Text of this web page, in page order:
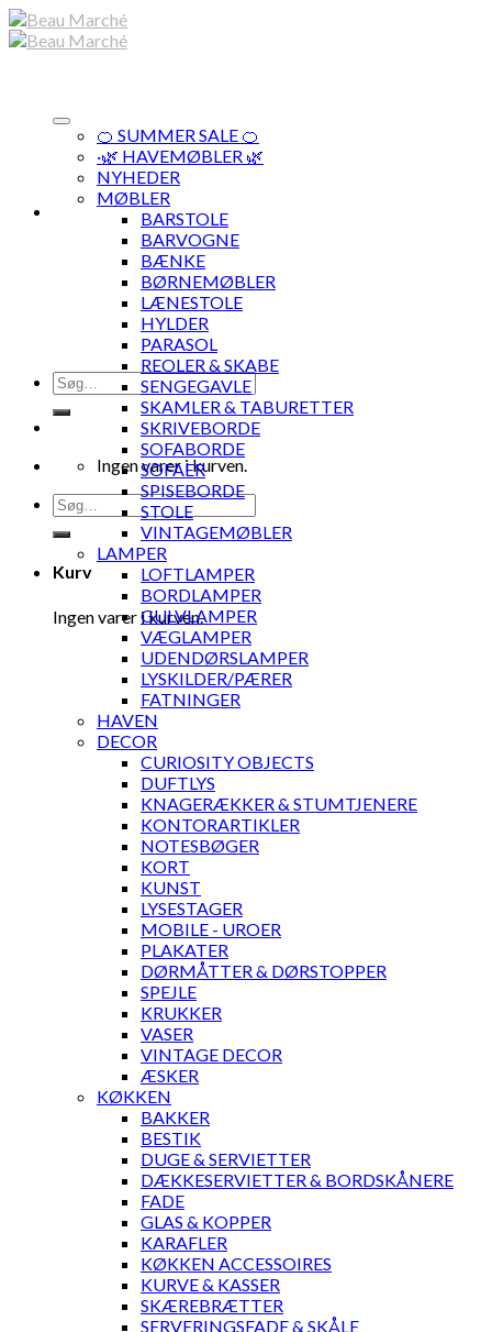
Skip
to
Søg
efter:
Ingen varer i kurven.
Søg
efter:
Kurv
Ingen varer i kurven.
🍊 SUMMER SALE 🍊
·🌿 HAVEMØBLER 🌿
NYHEDER
MØBLER
BARSTOLE
BARVOGNE
BÆNKE
BØRNEMØBLER
LÆNESTOLE
HYLDER
PARASOL
REOLER & SKABE
SENGEGAVLE
SKAMLER & TABURETTER
SKRIVEBORDE
SOFABORDE
SOFAER
SPISEBORDE
STOLE
VINTAGEMØBLER
LAMPER
LOFTLAMPER
BORDLAMPER
GULVLAMPER
VÆGLAMPER
UDENDØRSLAMPER
LYSKILDER/PÆRER
FATNINGER
HAVEN
DECOR
CURIOSITY OBJECTS
DUFTLYS
KNAGERÆKKER & STUMTJENERE
KONTORARTIKLER
NOTESBØGER
KORT
KUNST
LYSESTAGER
MOBILE - UROER
PLAKATER
DØRMÅTTER & DØRSTOPPER
SPEJLE
KRUKKER
VASER
VINTAGE DECOR
ÆSKER
KØKKEN
BAKKER
BESTIK
DUGE & SERVIETTER
DÆKKESERVIETTER & BORDSKÅNERE
FADE
GLAS & KOPPER
KARAFLER
KØKKEN ACCESSOIRES
KURVE & KASSER
SKÆREBRÆTTER
SERVERINGSFADE & SKÅLE